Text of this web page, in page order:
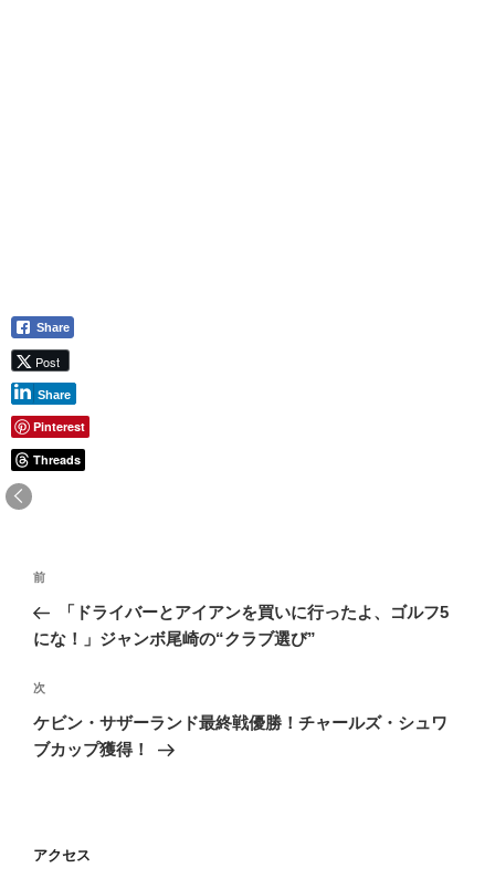
投
ナ
ゲ
ー
シ
前
の
投
前
「ドライバーとアイアンを買いに行ったよ、ゴルフ5
にな！」ジャンボ尾崎の“クラブ選び”
次
の
投
次
ケビン・サザーランド最終戦優勝！チャールズ・シュワ
ブカップ獲得！
アクセス
Share
Post
Share
Pinterest
Threads